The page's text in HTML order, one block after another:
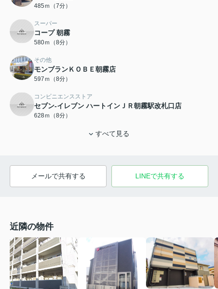
485ｍ（7分）
スーパー
コープ 朝霧
580ｍ（8分）
その他
モンブランＫＯＢＥ朝霧店
597ｍ（8分）
コンビニエンスストア
セブン-イレブン ハートインＪＲ朝霧駅改札口店
628ｍ（8分）
すべて見る
メールで共有する LINEで共有する
近隣の物件